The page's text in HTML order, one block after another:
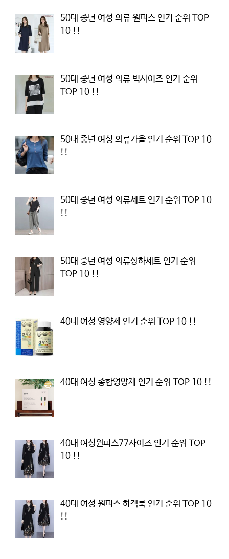
50대 중년 여성 의류 원피스 인기 순위 TOP
10 !!
50대 중년 여성 의류 빅사이즈 인기 순위
TOP 10 !!
50대 중년 여성 의류가을 인기 순위 TOP 10
!!
50대 중년 여성 의류세트 인기 순위 TOP 10
!!
50대 중년 여성 의류상하세트 인기 순위
TOP 10 !!
40대 여성 영양제 인기 순위 TOP 10 !!
40대 여성 종합영양제 인기 순위 TOP 10 !!
40대 여성원피스77사이즈 인기 순위 TOP
10 !!
40대 여성 원피스 하객룩 인기 순위 TOP 10
!!